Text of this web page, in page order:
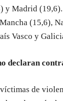
y Madrid
(15,6),
Vasco y
declaran
de